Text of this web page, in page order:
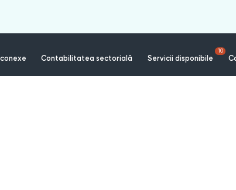
Contabilitatea sectorială Servicii disponibile
10